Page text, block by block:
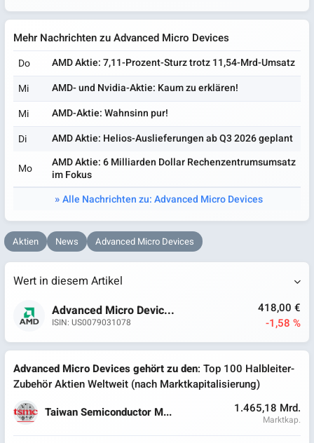
Mehr Nachrichten zu Advanced Micro Devices
Do
AMD Aktie: 7,11-Prozent-Sturz trotz 11,54-Mrd-Umsatz
Mi
AMD- und Nvidia-Aktie: Kaum zu erklären!
Mi
AMD-Aktie: Wahnsinn pur!
Di
AMD Aktie: Helios-Auslieferungen ab Q3 2026 geplant
Mo
AMD Aktie: 6 Milliarden Dollar Rechenzentrumsumsatz
im Fokus
Alle Nachrichten zu: Advanced Micro Devices
Aktien News Advanced Micro Devices
Wert in diesem Artikel
Advanced Micro Devic...
ISIN: US0079031078
418,00 €
-1,58 %
Advanced Micro Devices gehört zu den: Top 100 Halbleiter-
Zubehör Aktien Weltweit (nach Marktkapitalisierung)
Taiwan Semiconductor M...
1.465,18 Mrd.
Marktkap.